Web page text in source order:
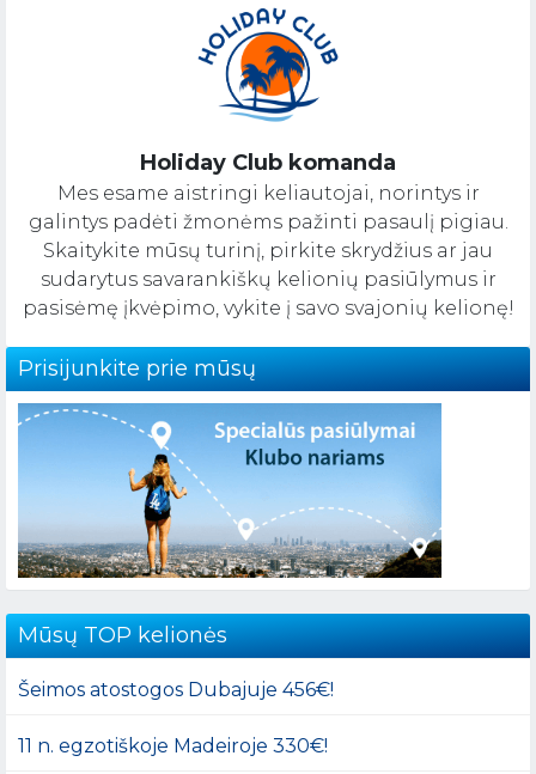
Holiday Club komanda
Mes esame aistringi keliautojai, norintys ir
galintys padėti žmonėms pažinti pasaulį pigiau.
Skaitykite mūsų turinį, pirkite skrydžius ar jau
sudarytus savarankiškų kelionių pasiūlymus ir
pasisėmę įkvėpimo, vykite į savo svajonių kelionę!
Prisijunkite prie mūsų
Mūsų TOP kelionės
Šeimos atostogos Dubajuje 456€!
11 n. egzotiškoje Madeiroje 330€!